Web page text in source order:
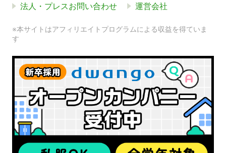
法人・プレスお問い合わせ 運営会社
※本サイトはアフィリエイトプログラムによる収益を得ていま
す